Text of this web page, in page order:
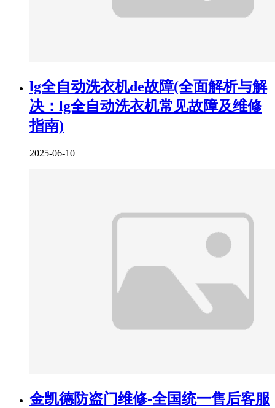
lg全自动洗衣机de故障(全面解析与解
决：lg全自动洗衣机常见故障及维修
指南)
2025-06-10
金凯德防盗门维修-全国统一售后客服